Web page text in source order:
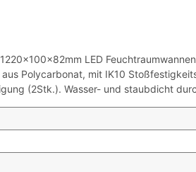
LED
aus Polycarbonat, mit IK10
(2Stk.). Wasser- und staubdicht